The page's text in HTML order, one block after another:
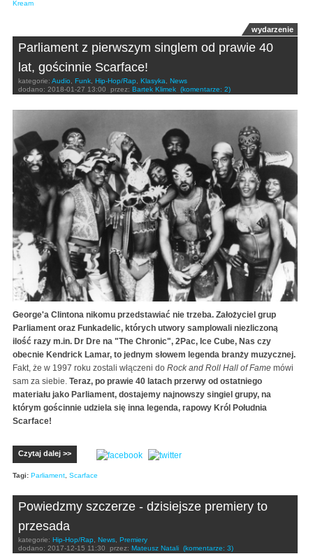
Kream
wydarzenie
Parliament z pierwszym singlem od prawie 40
lat, gościnnie Scarface!
kategorie: Audio Funk Hip-Hop/Rap Klasyka
News
dodano: 2018-01-27 13:00 przez: Bartek Klimek (komentarze: 2)
George'a Clintona nikomu przedstawiać nie trzeba. Założyciel grup
Parliament oraz Funkadelic, których utwory samplowali niezliczoną
ilość razy m.in. Dr Dre na "The Chronic", 2Pac, Ice Cube, Nas czy
obecnie Kendrick Lamar, to jednym słowem legenda branży muzycznej.
Fakt, że w 1997 roku zostali włączeni do Rock and Roll Hall of Fame mówi
sam za siebie. Teraz, po prawie 40 latach przerwy od ostatniego
materiału jako Parliament, dostajemy najnowszy singiel grupy, na
którym gościnnie udziela się inna legenda, rapowy Król Południa
Scarface!
Czytaj dalej >>
Tagi: Parliament Scarface
Powiedzmy szczerze - dzisiejsze premiery to
przesada
kategorie: Hip-Hop/Rap News Premiery
dodano: 2017-12-15 11:30 przez: Mateusz Natali (komentarze: 3)